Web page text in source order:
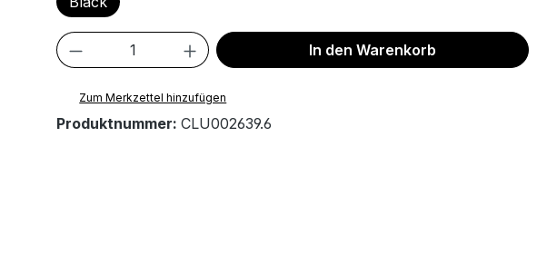
Produkt Anzahl: Gib den gewünschten Wert
In den Warenkorb
Zum Merkzettel hinzufügen
Produktnummer: CLU002639.6